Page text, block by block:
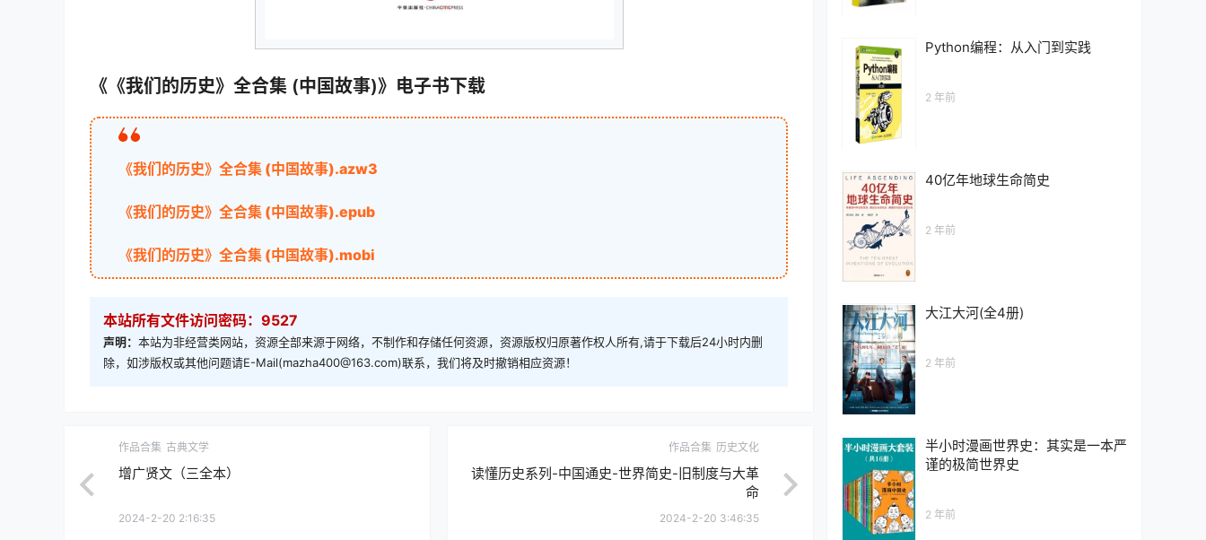
《《我们的历史》全合集 (中国故事)》电子书下载
《我们的历史》全合集 (中国故事).azw3
《我们的历史》全合集 (中国故事).epub
《我们的历史》全合集 (中国故事).mobi
本站所有文件访问密码：9527
声明： 本站为非经营类网站，资源全部来源于网络，不制作和存储任何资源，资源版权归原著作权人所有,请于下载后24小时内删
除，如涉版权或其他问题请E-Mail(mazha400@163.com)联系，我们将及时撤销相应资源！
作品合集 古典文学
增广贤文（三全本）
2024-2-20 2:16:35
作品合集 历史文化
读懂历史系列-中国通史-世界简史-旧制度与大革
命
2024-2-20 3:46:35
Python编程：从入门到实践
2 年前
40亿年地球生命简史
2 年前
大江大河(全4册)
2 年前
半小时漫画世界史：其实是一本严
谨的极简世界史
2 年前